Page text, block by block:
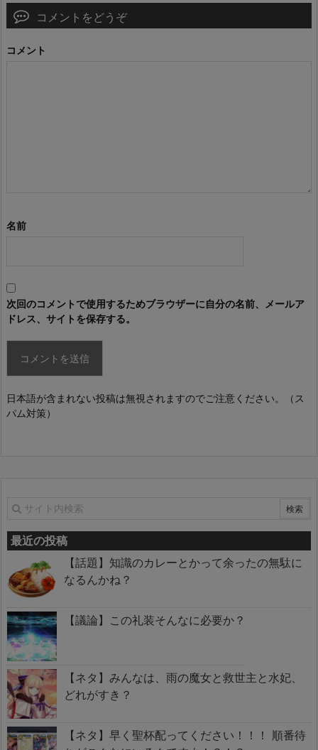
コメントをどうぞ
コメント
名前
次回のコメントで使用するためブラウザーに自分の名前、メールア
ドレス、サイトを保存する。
日本語が含まれない投稿は無視されますのでご注意ください。（ス
パム対策）
最近の投稿
【話題】知識のカレーとかって余ったの無駄に
なるんかね？
【議論】この礼装そんなに必要か？
【ネタ】みんなは、雨の魔女と救世主と水妃、
どれがすき？
【ネタ】早く聖杯配ってください！！！ 順番待